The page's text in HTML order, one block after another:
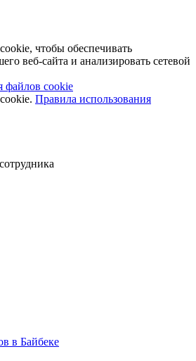
чтобы обеспечивать
веб-сайта и анализировать сетевой
файлов cookie
Правила использования
в Байбеке